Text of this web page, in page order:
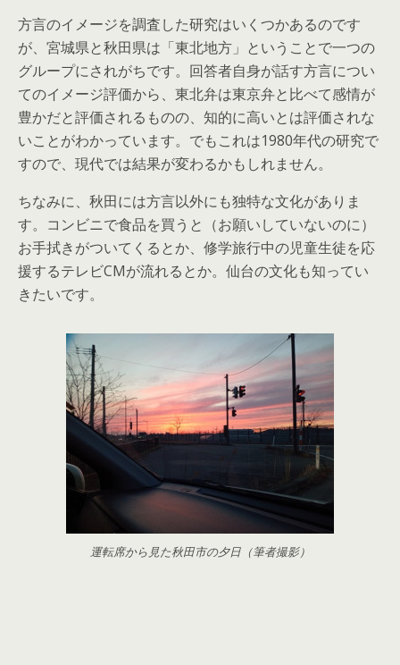
方言のイメージを調査した研究はいくつかあるのです
が、宮城県と秋田県は「東北地方」ということで一つの
グループにされがちです。回答者自身が話す方言につい
てのイメージ評価から、東北弁は東京弁と比べて感情が
豊かだと評価されるものの、知的に高いとは評価されな
いことがわかっています。でもこれは1980年代の研究で
すので、現代では結果が変わるかもしれません。
ちなみに、秋田には方言以外にも独特な文化がありま
す。コンビニで食品を買うと（お願いしていないのに）
お手拭きがついてくるとか、修学旅行中の児童生徒を応
援するテレビCMが流れるとか。仙台の文化も知ってい
きたいです。
運転席から見た秋田市の夕日（筆者撮影）